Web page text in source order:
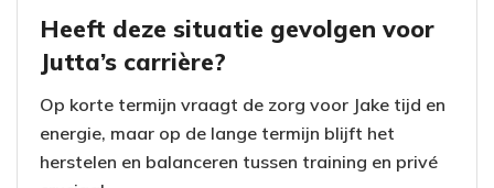
Heeft deze situatie gevolgen voor
Jutta’s carrière?
Op korte termijn vraagt de zorg voor Jake tijd en
energie, maar op de lange termijn blijft het
herstelen en balanceren tussen training en privé